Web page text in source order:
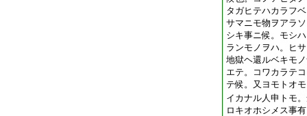
タガヒテハカラフ
サマニモ物ヲアラ
シキ事ニ候。モシ
ランモノヲハ。ヒ
地獄ヘ還ルベキモ
エテ。コワカラテ
テ候。又ヨモトオ
イカナル人申トモ
ロキオホシメス事